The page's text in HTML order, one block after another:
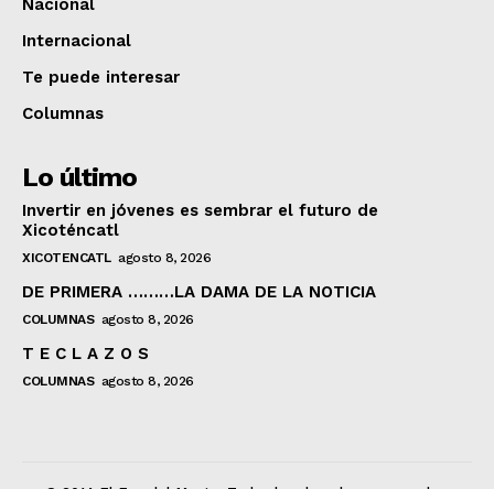
Nacional
Internacional
Te puede interesar
Columnas
Lo último
Invertir en jóvenes es sembrar el futuro de
Xicoténcatl
XICOTENCATL agosto 8, 2026
DE PRIMERA ………LA DAMA DE LA NOTICIA
COLUMNAS agosto 8, 2026
T E C L A Z O S
COLUMNAS agosto 8, 2026